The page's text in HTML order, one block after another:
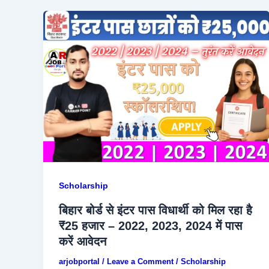
Scholarship
बिहार बोर्ड से इंटर पास विधार्थी को मिल रहा है
₹25 हजार – 2022, 2023, 2024 में पास
करें आवेदन
arjobportal / Leave a Comment / Scholarship